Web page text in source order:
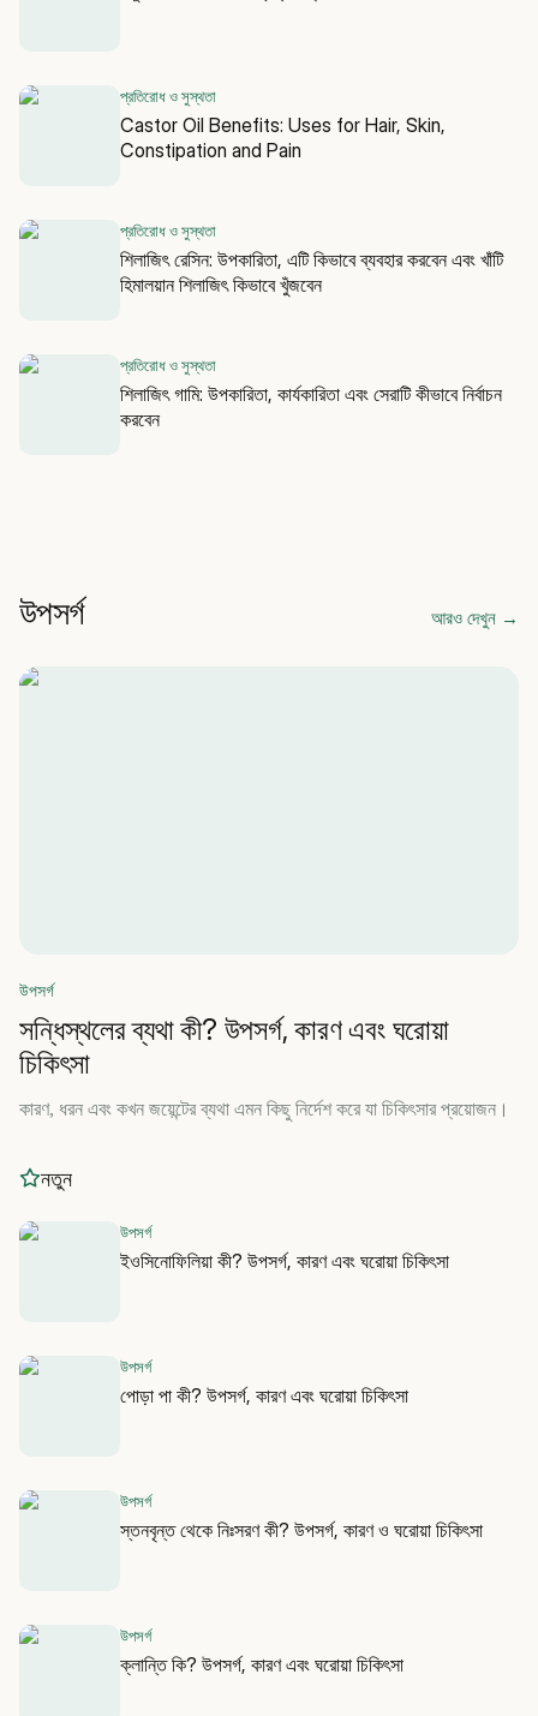
প্রতিরোধ ও সুস্থতা
Castor Oil Benefits: Uses for Hair, Skin,
Constipation and Pain
প্রতিরোধ ও সুস্থতা
শিলাজিৎ রেসিন: উপকারিতা, এটি কিভাবে ব্যবহার করবেন এবং খাঁটি
হিমালয়ান শিলাজিৎ কিভাবে খুঁজবেন
প্রতিরোধ ও সুস্থতা
শিলাজিৎ গামি: উপকারিতা, কার্যকারিতা এবং সেরাটি কীভাবে নির্বাচন
করবেন
উপসর্গ আরও দেখুন →
উপসর্গ
সন্ধিস্থলের ব্যথা কী? উপসর্গ, কারণ এবং ঘরোয়া
চিকিৎসা
কারণ, ধরন এবং কখন জয়েন্টের ব্যথা এমন কিছু নির্দেশ করে যা চিকিৎসার প্রয়োজন।
নতুন
উপসর্গ
ইওসিনোফিলিয়া কী? উপসর্গ, কারণ এবং ঘরোয়া চিকিৎসা
উপসর্গ
পোড়া পা কী? উপসর্গ, কারণ এবং ঘরোয়া চিকিৎসা
উপসর্গ
স্তনবৃন্ত থেকে নিঃসরণ কী? উপসর্গ, কারণ ও ঘরোয়া চিকিৎসা
উপসর্গ
ক্লান্তি কি? উপসর্গ, কারণ এবং ঘরোয়া চিকিৎসা